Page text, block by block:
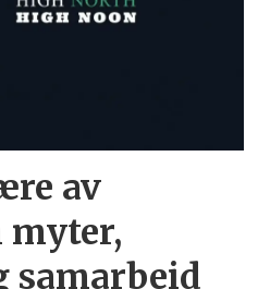
av
myter,
samarbeid